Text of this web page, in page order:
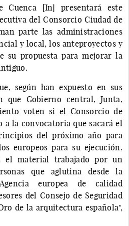
Cuenca [In] presentará este
del Consorcio Ciudad de
parte las administraciones
y local, los anteproyectos y
su propuesta para mejorar la
según han expuesto en sus
que Gobierno central, Junta,
voten si el Consorcio de
a la convocatoria que sacará el
del próximo año para
europeos para su ejecución.
el material trabajado por un
que aglutina desde la
europea de calidad
del Consejo de Seguridad
de la arquitectura española",